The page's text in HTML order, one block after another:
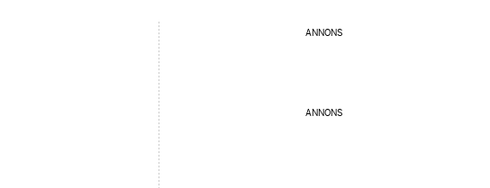
ANNONS
ANNONS